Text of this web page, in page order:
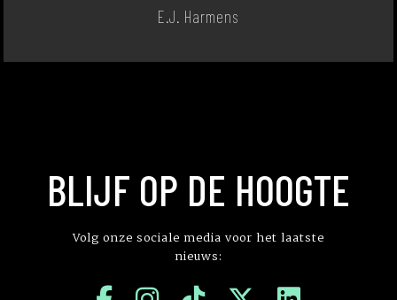
E.J. Harmens
BLIJF OP DE HOOGTE
Volg onze sociale media voor het laatste
nieuws: